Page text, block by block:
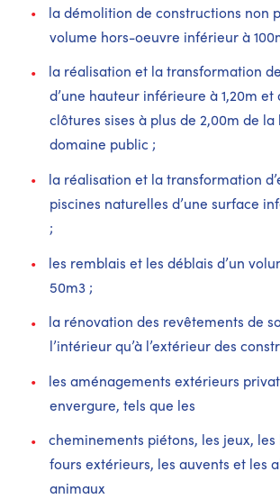
la démolition de constructions non
volume hors-oeuvre inférieur à
la réalisation et la transformation
d’une hauteur inférieure à 1,20m et
clôtures sises à plus de 2,00m de
domaine public ;
la réalisation et la transformation
piscines naturelles d’une surface
;
les remblais et les déblais d’un
50m3 ;
la rénovation des revêtements de
l’intérieur qu’à l’extérieur des
les aménagements extérieurs
envergure, tels que les
cheminements piétons, les jeux, les
fours extérieurs, les auvents et les
animaux